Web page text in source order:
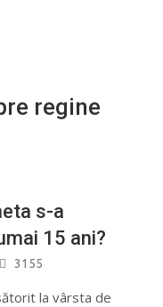
regine
s-a
15 ani?
3155
la vârsta de